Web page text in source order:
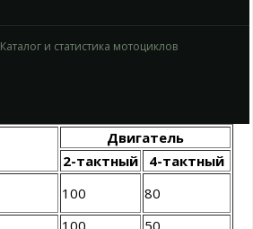
Каталог и статистика мотоциклов
Двигатель
2-тактный
4-тактный
100
80
100 50